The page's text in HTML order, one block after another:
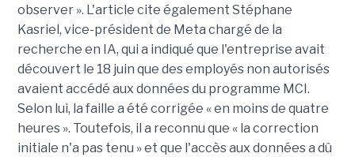
observer ». L'article cite également Stéphane
Kasriel, vice-président de Meta chargé de la
recherche en IA, qui a indiqué que l'entreprise avait
découvert le 18 juin que des employés non autorisés
avaient accédé aux données du programme MCI.
Selon lui, la faille a été corrigée « en moins de quatre
heures ». Toutefois, il a reconnu que « la correction
initiale n'a pas tenu » et que l'accès aux données a dû